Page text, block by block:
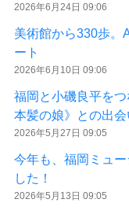
2026年6月24日 09:06
美術館から330歩。
ート
2026年6月10日 09:06
福岡と小磯良平を
本髪の娘》との出
2026年5月27日 09:05
今年も、福岡ミュ
した！
2026年5月13日 09:05